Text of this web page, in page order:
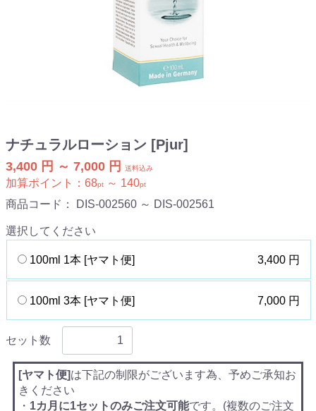
ナチュラルローション [Pjur]
3,400 円 ～ 7,000 円 送料込み
加算ポイント： 68pt ～ 140pt
商品コード： DIS-002560 ～ DIS-002561
選択してください
100ml 1本 [ヤマト便] 3,400 円
100ml 3本 [ヤマト便] 7,000 円
セット数
[ヤマト便]は下記の制限がございます為、予めご承知お
きください
・ 1カ月に1セットのみご注文可能です。(複数のご注文